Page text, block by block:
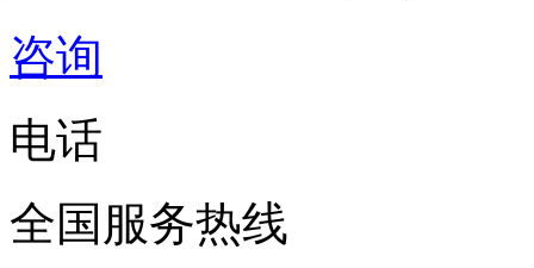
咨询
电话
全国服务热线